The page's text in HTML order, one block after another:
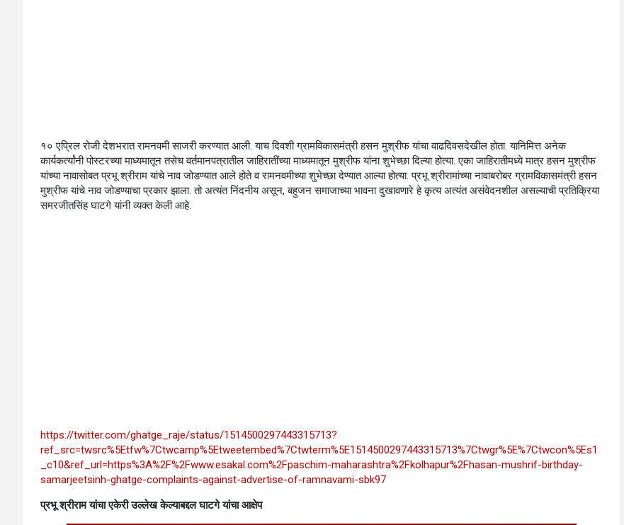
१० एप्रिल रोजी देशभरात रामनवमी साजरी करण्यात आली. याच दिवशी ग्रामविकासमंत्री हसन मुश्रीफ यांचा वाढदिवसदेखील होता. यानिमित्त अनेक
कार्यकर्त्यांनी पोस्टरच्या माध्यमातून तसेच वर्तमानपत्रातील जाहिरातींच्या माध्यमातून मुश्रीफ यांना शुभेच्छा दिल्या होत्या. एका जाहिरातीमध्ये मात्र हसन मुश्रीफ
यांच्या नावासोबत प्रभू श्रीराम यांचे नाव जोडण्यात आले होते व रामनवमीच्या शुभेच्छा देण्यात आल्या होत्या. प्रभू श्रीरामांच्या नावाबरोबर ग्रामविकासमंत्री हसन
मुश्रीफ यांचे नाव जोडण्याचा प्रकार झाला. तो अत्यंत निंदनीय असून, बहुजन समाजाच्या भावना दुखावणारे हे कृत्य अत्यंत असंवेदनशील असल्याची प्रतिक्रिया
समरजीतसिंह घाटगे यांनी व्यक्त केली आहे.
https://twitter.com/ghatge_raje/status/1514500297443315713?
ref_src=twsrc%5Etfw%7Ctwcamp%5Etweetembed%7Ctwterm%5E1514500297443315713%7Ctwgr%5E%7Ctwcon%5Es1
_c10&ref_url=https%3A%2F%2Fwww.esakal.com%2Fpaschim-maharashtra%2Fkolhapur%2Fhasan-mushrif-birthday-
samarjeetsinh-ghatge-complaints-against-advertise-of-ramnavami-sbk97
प्रभू श्रीराम यांचा एकेरी उल्लेख केल्याबद्दल घाटगे यांचा आक्षेप